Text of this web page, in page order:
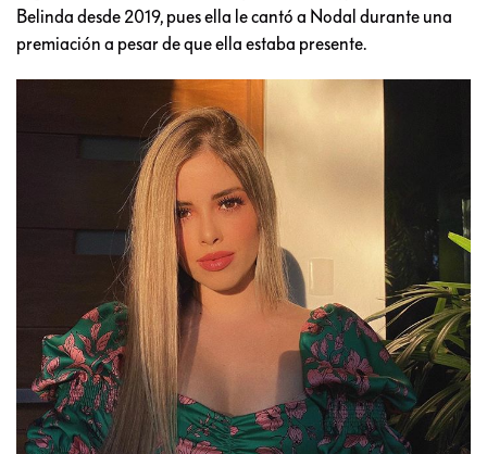
Belinda desde 2019, pues ella le cantó a Nodal durante una
premiación a pesar de que ella estaba presente.